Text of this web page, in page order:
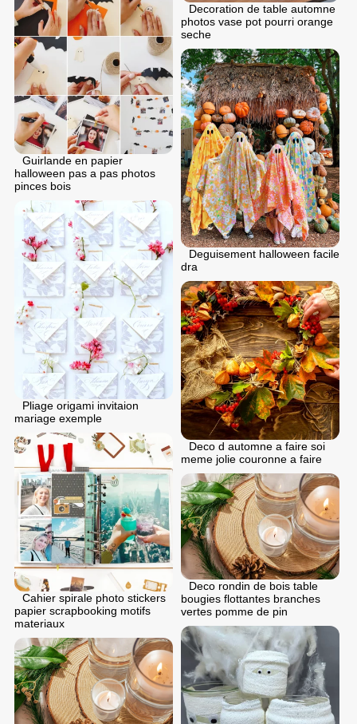
Decoration de table automne
photos vase pot pourri orange
seche
Guirlande en papier
halloween pas a pas photos
pinces bois
Deguisement halloween facile
dra
Pliage origami invitaion
mariage exemple
Deco d automne a faire soi
meme jolie couronne a faire
Cahier spirale photo stickers
papier scrapbooking motifs
materiaux
Deco rondin de bois table
bougies flottantes branches
vertes pomme de pin